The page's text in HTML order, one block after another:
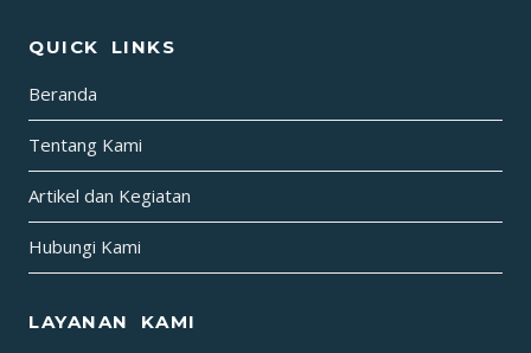
QUICK LINKS
Beranda
Tentang Kami
Artikel dan Kegiatan
Hubungi Kami
LAYANAN KAMI